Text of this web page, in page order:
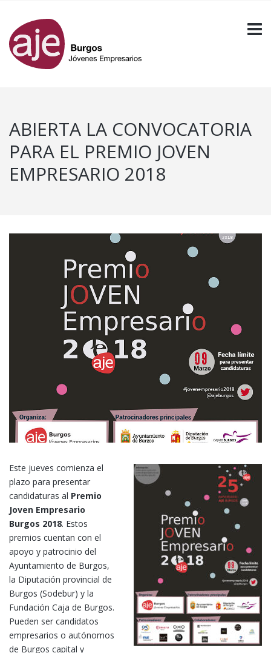
ABIERTA LA CONVOCATORIA
PARA EL PREMIO JOVEN
EMPRESARIO 2018
Este jueves comienza el
plazo para presentar
candidaturas al Premio
Joven Empresario
Burgos 2018. Estos
premios cuentan con el
apoyo y patrocinio del
Ayuntamiento de Burgos,
la Diputación provincial de
Burgos (Sodebur) y la
Fundación Caja de Burgos.
Pueden ser candidatos
empresarios o autónomos
de Burgos capital y